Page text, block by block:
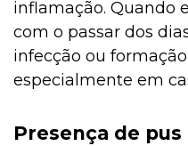
inflamação. Quando
com o passar dos
infecção ou
especialmente em
Presença de